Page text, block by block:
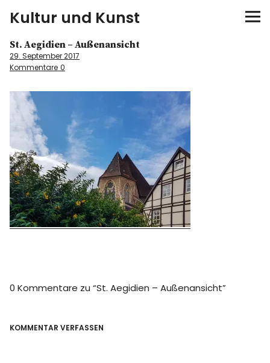
Kultur und Kunst
kultur & kunst
Spiele
Konzerte
Museen bei…
Bloggerreisen
St. Aegidien – Außenansicht
29. September 2017
Kommentare 0
0 Kommentare zu “St. Aegidien – Außenansicht”
KOMMENTAR VERFASSEN